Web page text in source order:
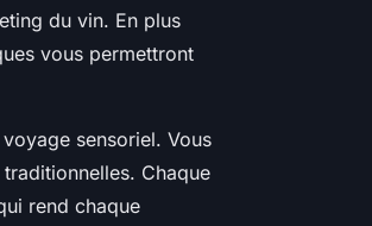
du vin. En plus
vous permettront
sensoriel. Vous
Chaque
rend chaque